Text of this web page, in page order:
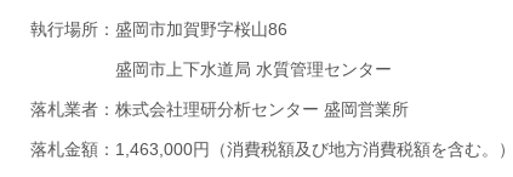
執行場所：盛岡市加賀野字桜山86
盛岡市上下水道局 水質管理センター
落札業者：株式会社理研分析センター 盛岡営業所
落札金額：1,463,000円（消費税額及び地方消費税額を含む。）